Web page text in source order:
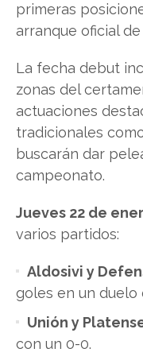
primeras
arranque oficial
La fecha debut
zonas del
actuaciones
tradicionales
buscarán dar
campeonato.
Jueves 22 de
varios partidos:
Aldosivi y
goles en un duelo
Unión y
con un 0-0.